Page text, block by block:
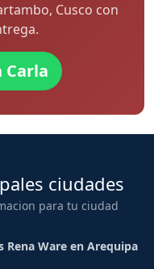
Cusco con
Carla
ciudades
para tu ciudad
Rena Ware en Arequipa